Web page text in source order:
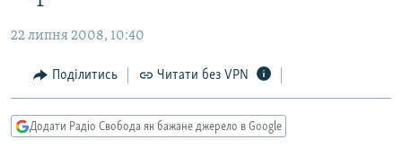
до
основної
Перейти
до
пошуку
СУСПІЛЬСТВО
РОСІЙСЬКА «ФІЛЬТРАЦІЯ»
ДОНБАС.РЕАЛІЇ
ТИ ЯК?
22 липня 2008, 10:40
Поділитись Читати без VPN
Додати Радіо Свобода як бажане джерело в Google